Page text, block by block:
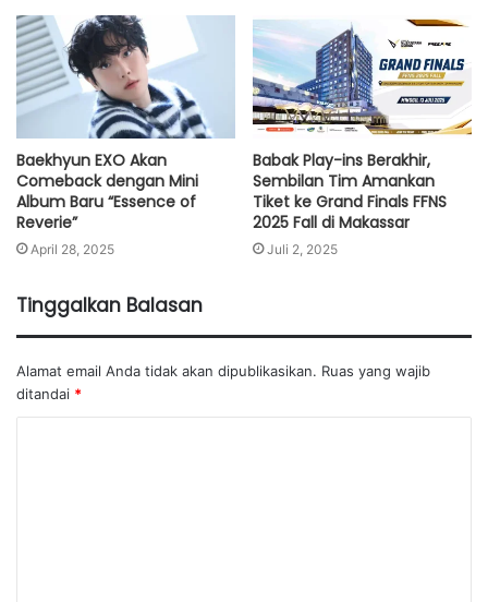
Baekhyun EXO Akan
Comeback dengan Mini
Album Baru “Essence of
Reverie”
April 28, 2025
Babak Play-ins Berakhir,
Sembilan Tim Amankan
Tiket ke Grand Finals FFNS
2025 Fall di Makassar
Juli 2, 2025
Tinggalkan Balasan
Alamat email Anda tidak akan dipublikasikan. Ruas yang wajib
ditandai *